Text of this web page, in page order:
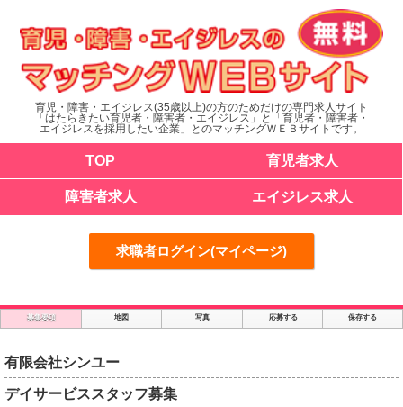
育児・障害・エイジレス(35歳以上)の方のためだけの専門求人サイト
「はたらきたい育児者・障害者・エイジレス」と「育児者・障害者・
エイジレスを採用したい企業」とのマッチングＷＥＢサイトです。
TOP 育児者求人
障害者求人 エイジレス求人
求職者ログイン(マイページ)
募集要項 地図 写真 応募する 保存する
有限会社シンユー
デイサービススタッフ募集